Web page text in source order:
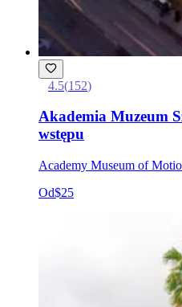
4.5(152)
Akademia Muzeum
wstępu
Academy Museum of
Od$25